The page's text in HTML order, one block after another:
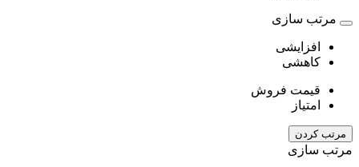
مرتب سازی
افزایشی
کاهشی
قیمت فروش
امتیاز
مرتب کردن
مرتب سازی